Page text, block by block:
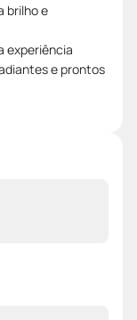
brilho e
experiência
e prontos